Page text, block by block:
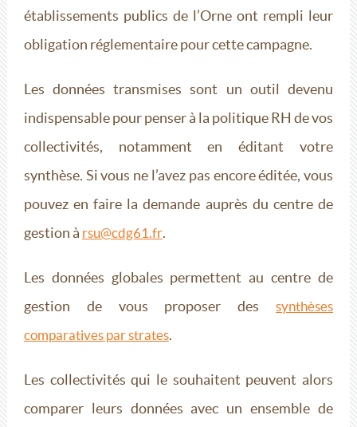
établissements publics de l’Orne ont rempli leur
obligation réglementaire pour cette campagne.
Les données transmises sont un outil devenu
indispensable pour penser à la politique RH de vos
collectivités, notamment en éditant votre
synthèse. Si vous ne l’avez pas encore éditée, vous
pouvez en faire la demande auprès du centre de
gestion à rsu@cdg61.fr.
Les données globales permettent au centre de
gestion de vous proposer dessynthèses
comparatives par strates.
Les collectivités qui le souhaitent peuvent alors
comparer leurs données avec un ensemble de